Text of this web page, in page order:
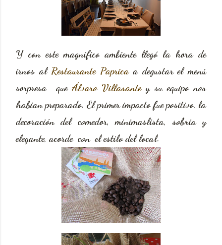
Y con este magnifico ambiente llegó la hora de
irnos al Restaurante Papricaa degustar el menú
sorpresa que Álvaro Villasantey su equipo nos
habían preparado. El primer impacto fue positivo, la
decoración del comedor, minimaslista, sobria y
elegante, acorde con el estilo del local.